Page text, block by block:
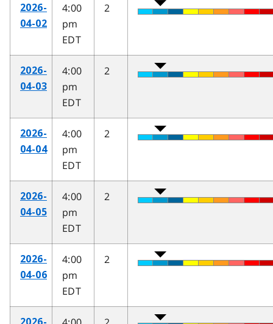
2026-
04-02
4:00
pm
EDT
2
2026-
04-03
4:00
pm
EDT
2
2026-
04-04
4:00
pm
EDT
2
2026-
04-05
4:00
pm
EDT
2
2026-
04-06
4:00
pm
EDT
2